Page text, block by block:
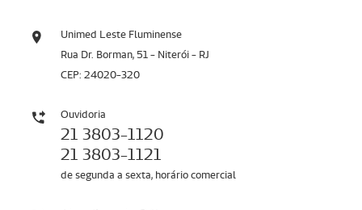
Unimed Leste Fluminense
Rua Dr. Borman, 51 - Niterói - RJ
CEP: 24020-320
Ouvidoria
21 3803-1120
21 3803-1121
de segunda a sexta, horário comercial